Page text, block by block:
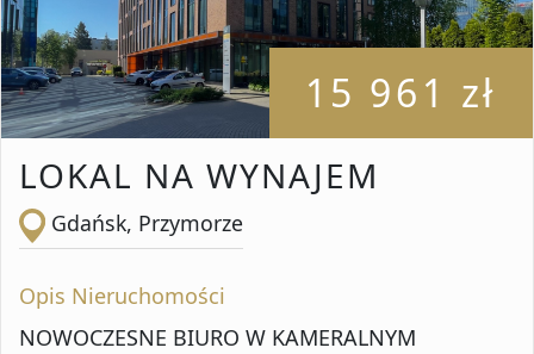
15 961 zł
LOKAL NA WYNAJEM
Gdańsk, Przymorze
Opis Nieruchomości
NOWOCZESNE BIURO W KAMERALNYM